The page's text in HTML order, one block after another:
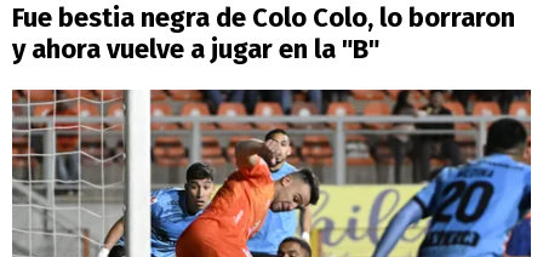
Fue bestia negra de Colo Colo, lo borraron
y ahora vuelve a jugar en la "B"